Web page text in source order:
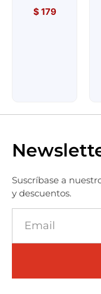
$179
Suscríbase a
y descuentos.